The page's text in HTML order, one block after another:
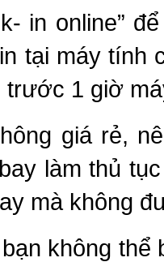
in online”
tại máy tính
trước 1 giờ
giá rẻ,
làm thủ
mà không
không thể